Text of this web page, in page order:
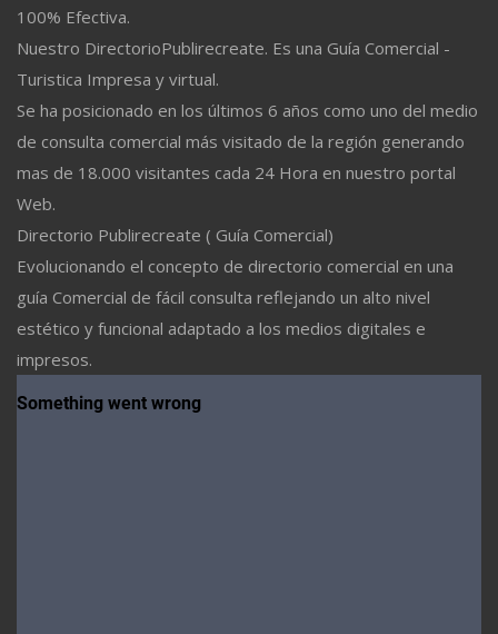
100% Efectiva.
Nuestro DirectorioPublirecreate. Es una Guía Comercial -
Turistica Impresa y virtual.
Se ha posicionado en los últimos 6 años como uno del medio
de consulta comercial más visitado de la región generando
mas de 18.000 visitantes cada 24 Hora en nuestro portal
Web.
Directorio Publirecreate ( Guía Comercial)
Evolucionando el concepto de directorio comercial en una
guía Comercial de fácil consulta reflejando un alto nivel
estético y funcional adaptado a los medios digitales e
impresos.